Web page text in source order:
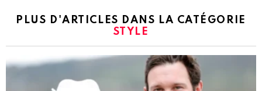
PLUS D'ARTICLES DANS LA CATÉGORIE
STYLE